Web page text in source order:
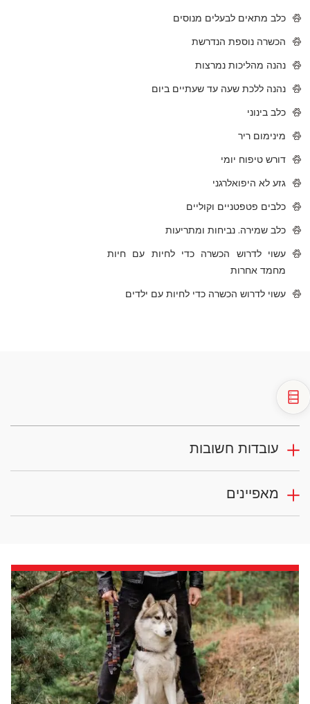
כלב מתאים לבעלים מנוסים
הכשרה נוספת הנדרשת
נהנה מהליכות נמרצות
נהנה ללכת שעה עד שעתיים ביום
כלב בינוני
מינימום ריר
דורש טיפוח יומי
גזע לא היפואלרגני
כלבים פטפטניים וקוליים
כלב שמירה. נביחות ומתריעות
עשוי לדרוש הכשרה כדי לחיות עם חיות
מחמד אחרות
עשוי לדרוש הכשרה כדי לחיות עם ילדים
עובדות חשובות
מאפיינים